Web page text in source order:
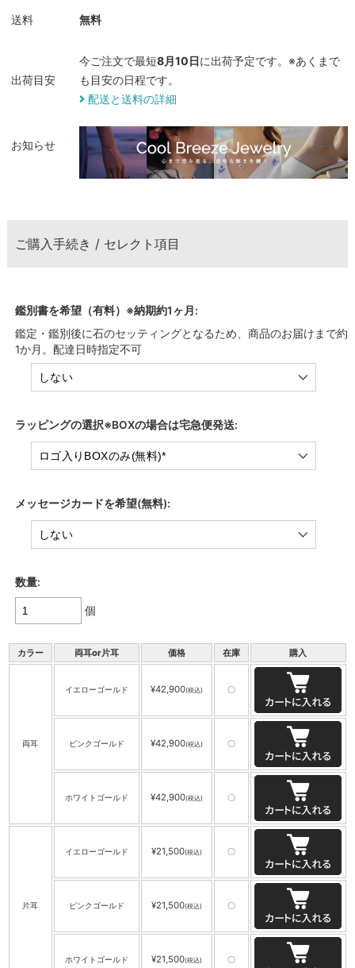
送料 無料
出荷目安
今ご注文で最短8月10日に出荷予定です。※あくまで
も目安の日程です。
配送と送料の詳細
お知らせ
ご購入手続き / セレクト項目
鑑別書を希望（有料）※納期約1ヶ月:
鑑定・鑑別後に石のセッティングとなるため、商品のお届けまで約
1か月。配達日時指定不可
ラッピングの選択※BOXの場合は宅急便発送:
メッセージカードを希望(無料):
数量:
個
カラー 両耳or片耳 価格 在庫 購入
両耳
イエローゴールド ¥42,900(税込) 〇
ピンクゴールド ¥42,900(税込) 〇
ホワイトゴールド ¥42,900(税込) 〇
片耳
イエローゴールド ¥21,500(税込) 〇
ピンクゴールド ¥21,500(税込) 〇
ホワイトゴールド ¥21,500(税込) 〇